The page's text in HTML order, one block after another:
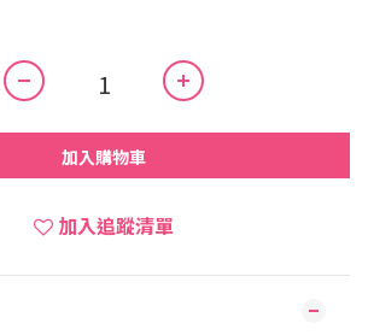
加入購物車
加入追蹤清單